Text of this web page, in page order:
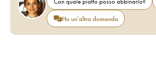
Ho un'altra domanda